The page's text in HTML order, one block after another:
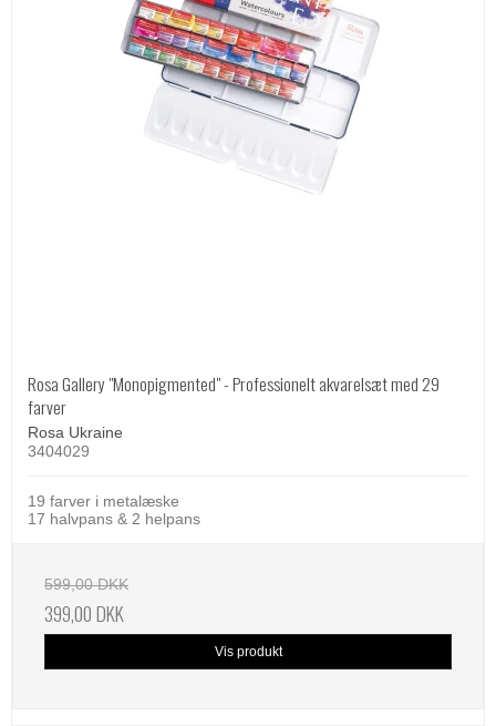
Rosa Gallery "Monopigmented" - Professionelt akvarelsæt med 29
farver
Rosa Ukraine
3404029
19 farver i metalæske
17 halvpans & 2 helpans
599,00 DKK
399,00 DKK
Vis produkt